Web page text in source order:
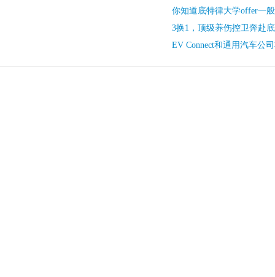
你知道底特律大学offer一
3换1，顶级养伤控卫奔赴
EV Connect和通用汽车公